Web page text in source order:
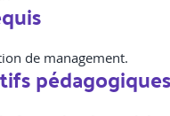
de management.